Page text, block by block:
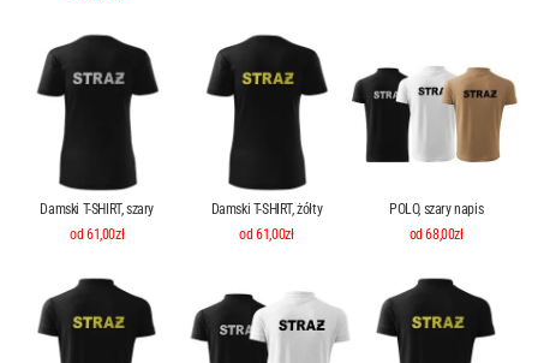
Damski T-SHIRT, szary
od 61,00zł
Damski T-SHIRT, żółty
od 61,00zł
POLO, szary napis
od 68,00zł